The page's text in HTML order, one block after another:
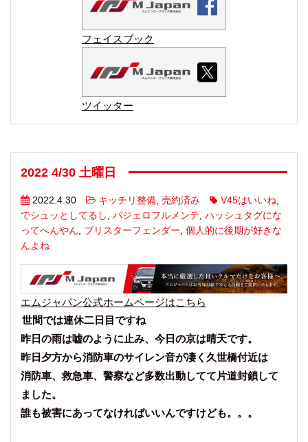
フェイスブック
ツイッター
2022 4/30 土曜日
2022.4.30 キッチリ整備 売約済み V45はいいね
でシュッとしてるし
パジェロフルメンテ ハッシュタグにな
ってへんやん
ブリスターフェンダー 個人的に後期が好きな
んよね
エムジャパン公式ホームページはこちら
世間では連休二日目ですね
昨日の雨は嘘のように止み、今日の京は晴天です。
昨日夕方から消防車のサイレン音が凄く久世橋付近は
消防車、救急車、警察など多数出動してて片道封鎖して
ました。
誰も被害にあってなければいいんですけども。。。